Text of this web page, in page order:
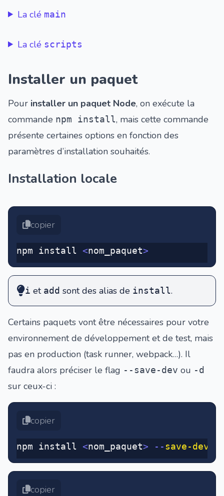
La clé main
La clé scripts
Installer un paquet
Pour installer un paquet Node, on exécute la
commande npm install, mais cette commande
présente certaines options en fonction des
paramètres d’installation souhaités.
Installation locale
copier
npm install <nom_paquet>
i et add sont des alias de install.
Certains paquets vont être nécessaires pour votre
environnement de développement et de test, mais
pas en production (task runner, webpack…). Il
faudra alors préciser le flag --save-dev ou -d
sur ceux-ci :
copier
npm install <nom_paquet> --save-dev
copier